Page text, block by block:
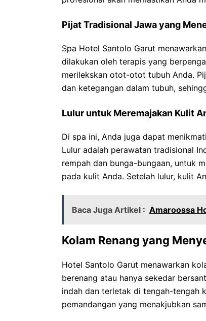
Pijat Tradisional Jawa yang
Spa Hotel Santolo Garut
dilakukan oleh terapis yang
merilekskan otot-otot tubuh Anda.
dan ketegangan dalam tubuh,
Lulur untuk Meremajakan Kulit
Di spa ini, Anda juga dapat
Lulur adalah perawatan tradisional
rempah dan bunga-bungaan, untuk
pada kulit Anda. Setelah lulur, kulit
Baca Juga Artikel : Amaroossa
Kolam Renang yang
Hotel Santolo Garut menawarkan
berenang atau hanya sekedar
indah dan terletak di tengah-tengah
pemandangan yang menakjubkan